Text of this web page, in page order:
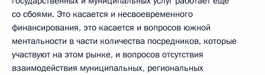
со сбоями. Это касается и несвоевременного
финансирования, это касается и вопросов южной
ментальности в части количества посредников, которые
участвуют на этом рынке, и вопросов отсутствия
взаимодействия муниципальных, региональных